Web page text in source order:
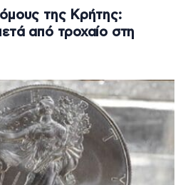
της Κρήτης:
από τροχαίο στη